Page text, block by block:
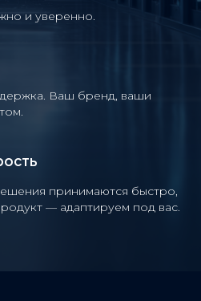
и уверенно.
Ваш бренд, ваши
принимаются быстро,
— адаптируем под вас.